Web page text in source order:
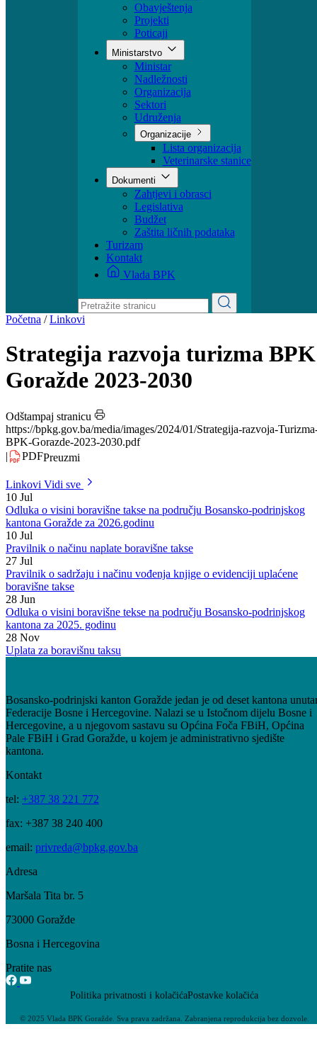
Sve vijesti
Konkursi i oglasi
Javne nabavke
Obavještenja
Projekti
Poticaji
Ministarstvo
Ministar
Nadležnosti
Organizacija
Sektori
Udruženja
Organizacije
Lista organizacija
Veterinarske stanice
Dokumenti
Zahtjevi i obrasci
Legislativa
Budžet
Zaštita ličnih podataka
Turizam
Kontakt
Vlada BPK
Početna/Linkovi
Strategija razvoja turizma BPK
Goražde 2023-2030
Odštampaj stranicu
BPK-Gorazde-2023-2030.pdf
|
PDF
Linkovi Vidi sve
10 Jul
Odluka o visini boravišne takse na području Bosansko-podrinjskog
kantona Goražde za 2026.godinu
10 Jul
Pravilnik o načinu naplate boravišne takse
27 Jul
Pravilnik o sadržaju i načinu vođenja knjige o evidenciji uplaćene
boravišne takse
28 Jun
Odluka o visini boravišne tekse na području Bosansko-podrinjskog